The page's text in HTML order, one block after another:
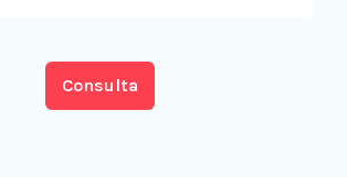
Consulta